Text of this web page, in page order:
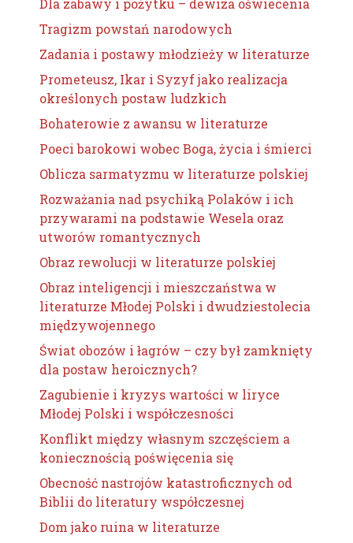
Dla zabawy i pożytku – dewiza oświecenia
Tragizm powstań narodowych
Zadania i postawy młodzieży w literaturze
Prometeusz, Ikar i Syzyf jako realizacja
określonych postaw ludzkich
Bohaterowie z awansu w literaturze
Poeci barokowi wobec Boga, życia i śmierci
Oblicza sarmatyzmu w literaturze polskiej
Rozważania nad psychiką Polaków i ich
przywarami na podstawie Wesela oraz
utworów romantycznych
Obraz rewolucji w literaturze polskiej
Obraz inteligencji i mieszczaństwa w
literaturze Młodej Polski i dwudziestolecia
międzywojennego
Świat obozów i łagrów – czy był zamknięty
dla postaw heroicznych?
Zagubienie i kryzys wartości w liryce
Młodej Polski i współczesności
Konflikt między własnym szczęściem a
koniecznością poświęcenia się
Obecność nastrojów katastroficznych od
Biblii do literatury współczesnej
Dom jako ruina w literaturze